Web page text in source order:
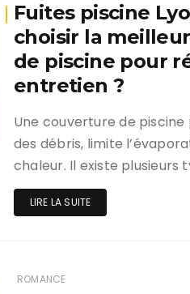
Fuites piscine
choisir la
de piscine pour
entretien ?
Une couverture de
des débris, limite
chaleur. Il existe plusieurs
LIRE LA SUITE
ROMANCE